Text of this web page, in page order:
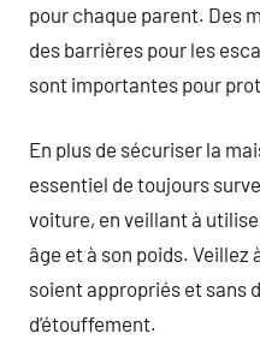
pour chaque parent. Des
des barrières pour les
sont importantes pour
En plus de sécuriser la
essentiel de toujours
voiture, en veillant à
âge et à son poids. Veillez
soient appropriés et sans
d’étouffement.